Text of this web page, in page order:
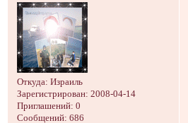
Откуда: Израиль
Зарегистрирован: 2008-04-14
Приглашений: 0
Сообщений: 686